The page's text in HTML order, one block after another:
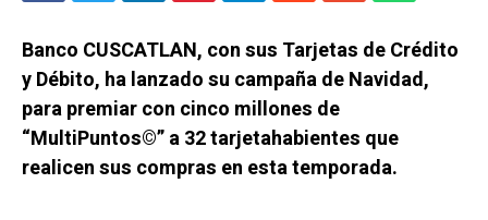
Banco CUSCATLAN, con sus Tarjetas de Crédito
y Débito, ha lanzado su campaña de Navidad,
para premiar con cinco millones de
“MultiPuntos©” a 32 tarjetahabientes que
realicen sus compras en esta temporada.